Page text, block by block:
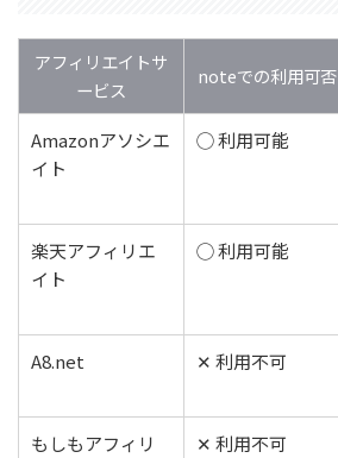
アフィリエイトサ
ービス
noteでの利用可否
Amazonアソシエ
イト
◯ 利用可能
楽天アフィリエ
イト
◯ 利用可能
A8.net ✕ 利用不可
もしもアフィリ
✕ 利用不可